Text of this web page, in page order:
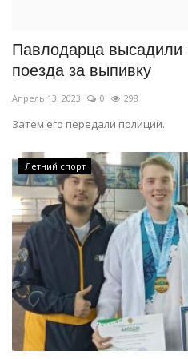
Чек-лист
РАЗВЛЕЧЕНИЯ
Курултай
Язык
Қазақша Русский
Павлодарца высадили
поезда за выпивку
Апрель 13, 2023 0 298
Затем его передали полиции.
Летний спорт